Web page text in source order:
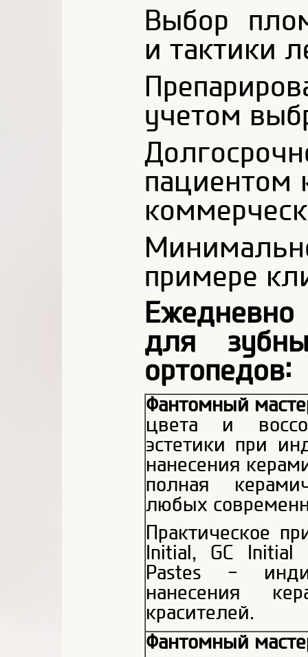
Выбор
и тактики
учетом
пациентом
примере
для
ортопедов:
Фантомный
цвета и
эстетики при
нанесения
полная
любых
Практическое
Initial, GC
Pastes -
нанесения
красителей.
Фантомный